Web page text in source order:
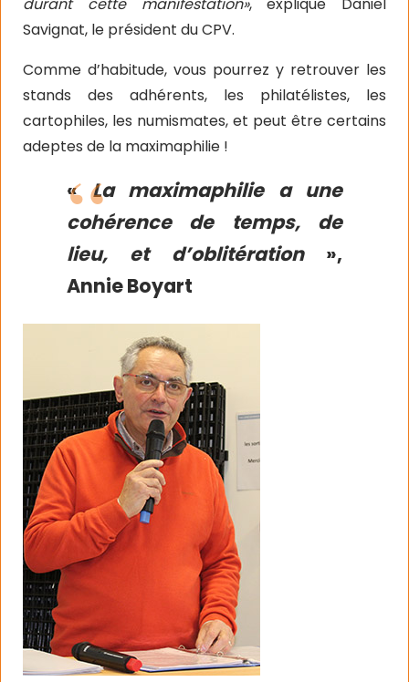
durant cette manifestation», explique Daniel
Savignat, le président du CPV.
Comme d’habitude, vous pourrez y retrouver les
stands des adhérents, les philatélistes, les
cartophiles, les numismates, et peut être certains
adeptes de la maximaphilie !
«La maximaphilie a une
cohérence de temps, de
lieu, et d’oblitération»,
Annie Boyart